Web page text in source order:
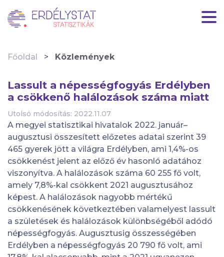
Főoldal Közlemények
Lassult a népességfogyás Erdélyben
a csökkenő halálozások száma miatt
Utolsó módosítás: 2022.11.07
A megyei statisztikai hivatalok 2022. január–
augusztusi összesített előzetes adatai szerint 39
465 gyerek jött a világra Erdélyben, ami 1,4%-os
csökkenést jelent az előző év hasonló adatához
viszonyítva. A halálozások száma 60 255 fő volt,
amely 7,8%-kal csökkent 2021 augusztusához
képest. A halálozások nagyobb mértékű
csökkenésének következtében valamelyest lassult
a születések és halálozások különbségéből adódó
népességfogyás. Augusztusig összességében
Erdélyben a népességfogyás 20 790 fő volt, ami